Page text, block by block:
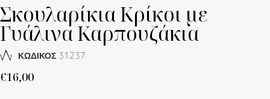
Σκουλαρίκια Κρίκοι με
Γυάλινα Καρπουζάκια
ΚΩΔΙΚΟΣ 31237
€16,00